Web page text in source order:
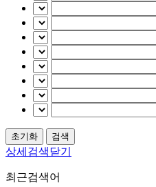
상세검색닫기
최근검색어